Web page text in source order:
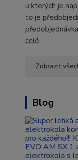
u kterých je
to je
celé
Zobrazit
Blog